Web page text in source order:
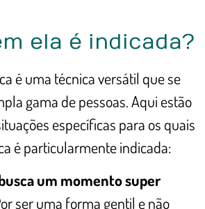
ela é indicada?
é uma técnica versátil que se
gama de pessoas. Aqui estão
específicas para os quais
é particularmente indicada:
um momento super
ser uma forma gentil e não